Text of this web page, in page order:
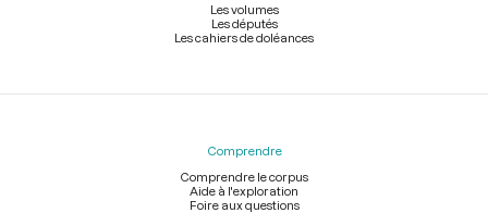
Les volumes
Les députés
Les cahiers de doléances
Comprendre
Comprendre le corpus
Aide à l'exploration
Foire aux questions